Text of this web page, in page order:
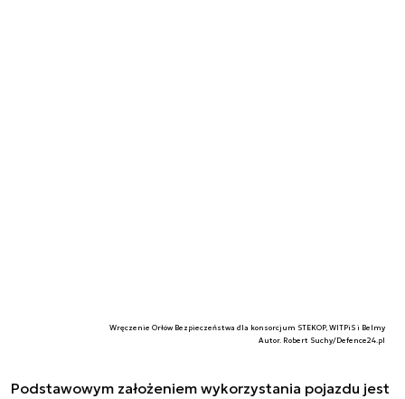
Wręczenie Orłów Bezpieczeństwa dla konsorcjum STEKOP, WITPiS i Belmy
Autor. Robert Suchy/Defence24.pl
Podstawowym założeniem wykorzystania pojazdu jest